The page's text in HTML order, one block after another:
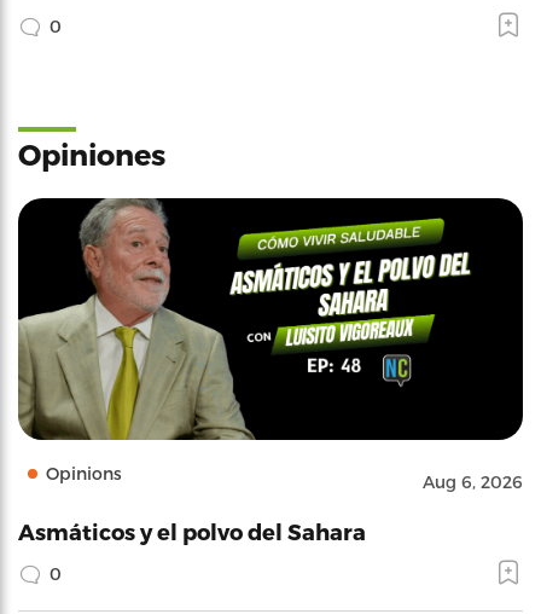
0
Opiniones
Opinions Aug 6, 2026
Asmáticos y el polvo del Sahara
0